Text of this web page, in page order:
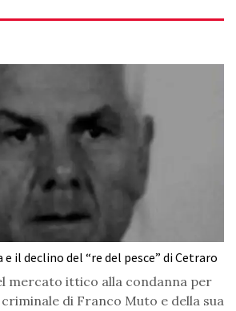
e il declino del “re del pesce” di Cetraro
mercato ittico alla condanna per
di Franco Muto e della sua